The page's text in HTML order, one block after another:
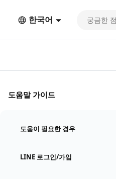
한국어
도움말 가이드
도움이 필요한 경우
LINE 로그인/가입